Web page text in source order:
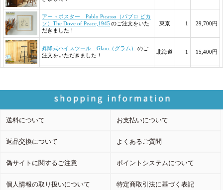
送料について お支払いについて
返品交換について よくあるご質問
偽サイトに関するご注意 ポイントシステムについて
個人情報の取り扱いについて 特定商取引法に基づく表記